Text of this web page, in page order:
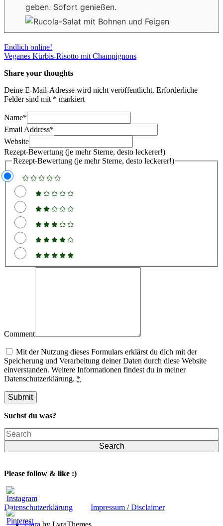
geben. Sofort genießen.
Beitragsnavigation
Endlich online!
Veganes Kürbis-Risotto mit Champignons
Share your thoughts
Deine E-Mail-Adresse wird nicht veröffentlicht. Erforderliche
Felder sind mit * markiert
Name*
Email Address*
Website
Rezept-Bewertung (je mehr Sterne, desto leckerer!)
Rezept-Bewertung (je mehr Sterne, desto leckerer!)
Comment
Mit der Nutzung dieses Formulars erklärst du dich mit der
Speicherung und Verarbeitung deiner Daten durch diese Website
einverstanden. Weitere Informationen findest du in meiner
Datenschutzerklärung. *
Suchst du was?
Search
Please follow & like :)
Datenschutzerklärung
Impressum / Disclaimer
Elara by LyraThemes